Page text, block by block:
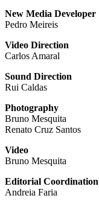
New Media Developer
Pedro Meireis
Video Direction
Carlos Amaral
Sound Direction
Rui Caldas
Photography
Bruno Mesquita
Renato Cruz Santos
Video
Bruno Mesquita
Editorial Coordination
Andreia Faria